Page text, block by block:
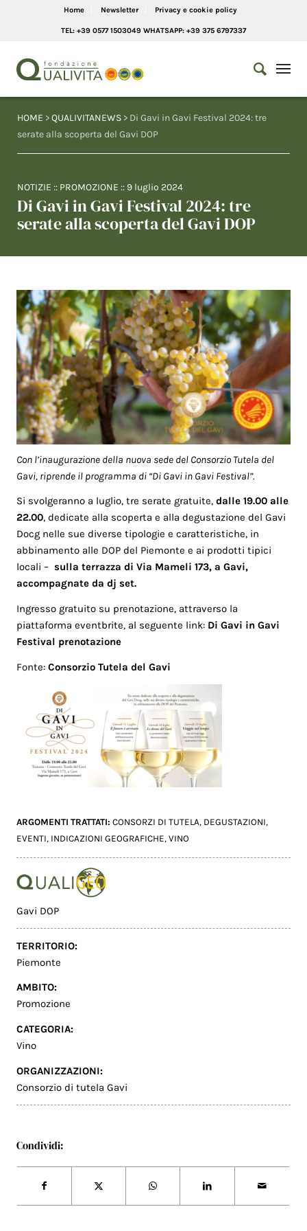
Home Newsletter Privacy e cookie policy
TEL: +39 0577 1503049 WHATSAPP: +39 375 6797337
HOME >QUALIVITANEWS > Di Gavi in Gavi Festival 2024: tre
serate alla scoperta del Gavi DOP
NOTIZIE :: PROMOZIONE :: 9 luglio 2024
Di Gavi in Gavi Festival 2024: tre
serate alla scoperta del Gavi DOP
Con l’inaugurazione della nuova sede del Consorzio Tutela del
Gavi, riprende il programma di “Di Gavi in Gavi Festival”.
Si svolgeranno a luglio, tre serate gratuite,dalle 19.00 alle
22.00, dedicate alla scoperta e alla degustazione del Gavi
Docg nelle sue diverse tipologie e caratteristiche, in
abbinamento alle DOP del Piemonte e ai prodotti tipici
locali –sulla terrazza di Via Mameli 173, a Gavi,
accompagnate da dj set.
Ingresso gratuito su prenotazione, attraverso la
piattaforma eventbrite, al seguente link: Di Gavi in Gavi
Festival prenotazione
Fonte:Consorzio Tutela del Gavi
ARGOMENTI TRATTATI:CONSORZI DI TUTELA, DEGUSTAZIONI,
EVENTI, INDICAZIONI GEOGRAFICHE,VINO
Gavi DOP
TERRITORIO:
Piemonte
AMBITO:
Promozione
CATEGORIA:
Vino
ORGANIZZAZIONI:
Consorzio di tutela Gavi
Condividi: